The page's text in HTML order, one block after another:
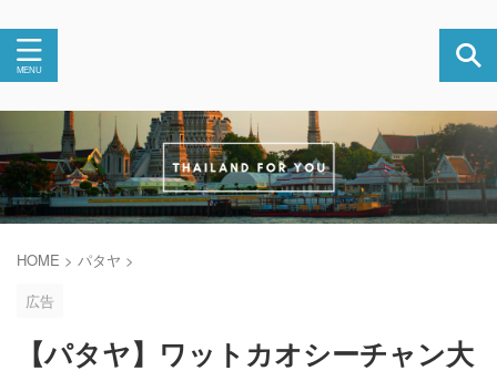
HOME > パタヤ >
広告
【パタヤ】ワットカオシーチャン大